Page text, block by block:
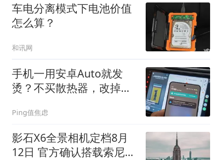
车电分离模式下电池价值
怎么算？
和讯网
手机一用安卓Auto就发
烫？不买散热器，改掉这
Ping值焦虑
影石X6全景相机定档8月
12日 官方确认搭载索尼定